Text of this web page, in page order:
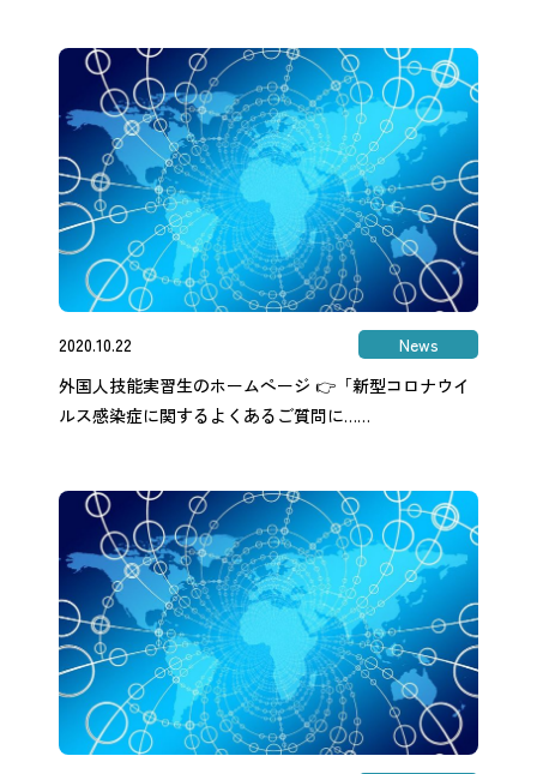
2020.10.22
News
外国人技能実習生のホームページ 👉「新型コロナウイ
ルス感染症に関するよくあるご質問に……